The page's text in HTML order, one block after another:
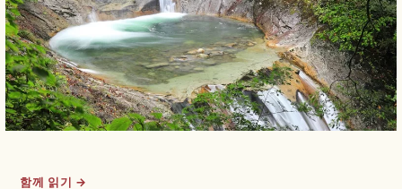
함께 읽기 →